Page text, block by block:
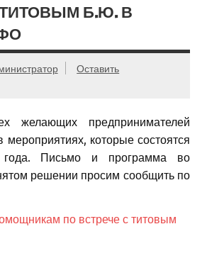
Б.Ю. В
Оставить
желающих предпринимателей
мероприятиях, которые состоятся
Письмо и программа во
решении просим сообщить по
по встрече с титовым